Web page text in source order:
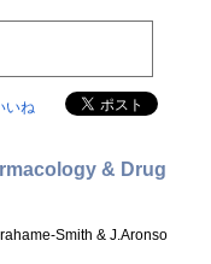
いね
& Drug
Smith & J.Aronso